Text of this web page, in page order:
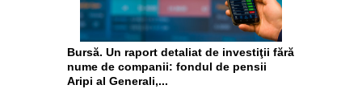
Bursă. Un raport detaliat de investiţii fără
nume de companii: fondul de pensii
Aripi al Generali,...